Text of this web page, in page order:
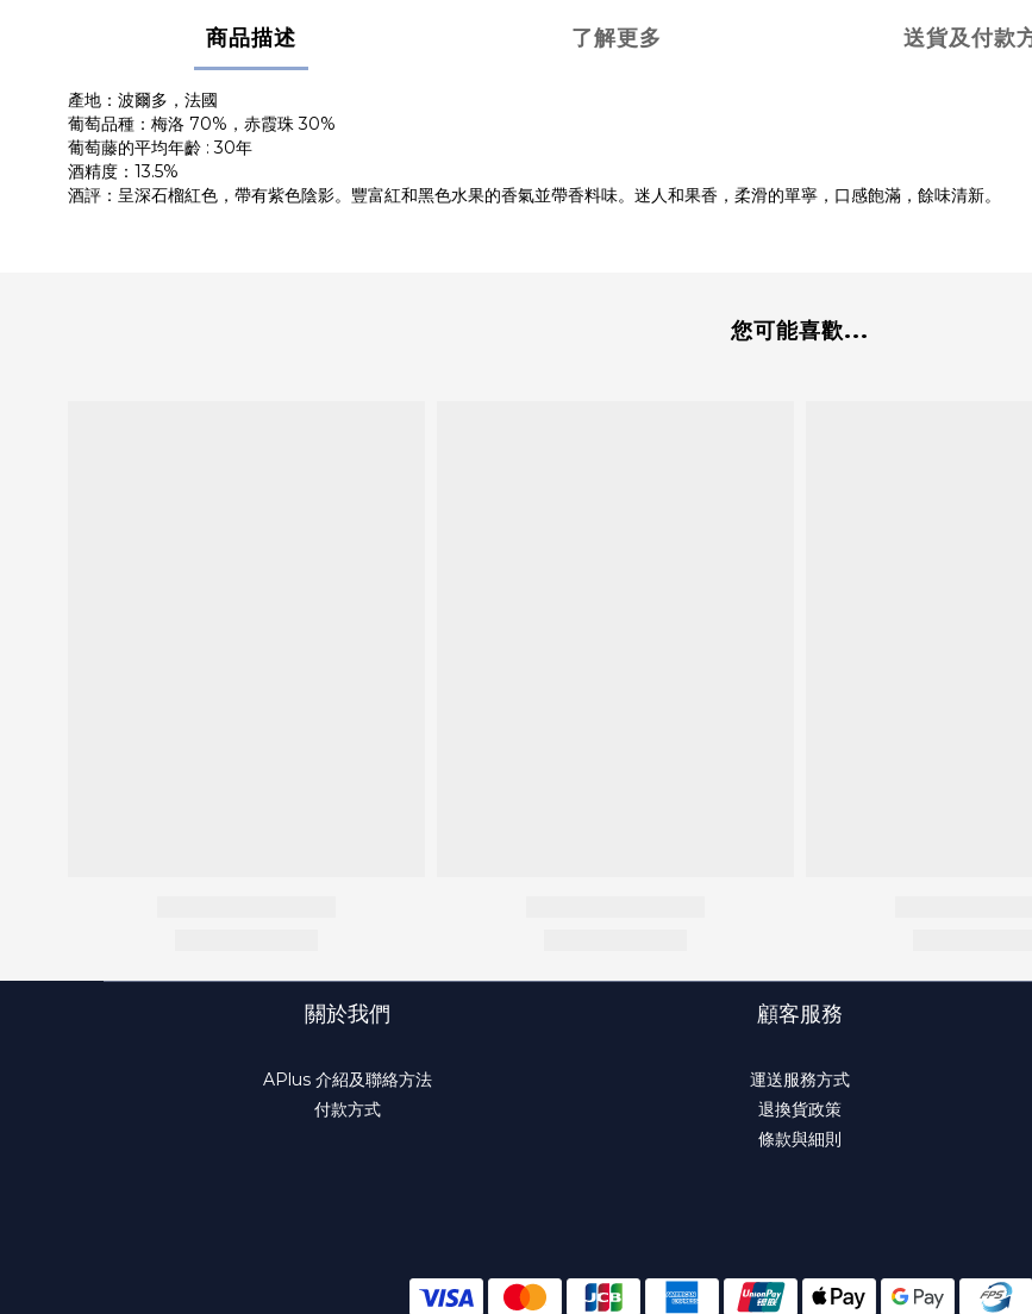
商品描述 了解更多 送貨及付款
產地：波爾多，法國
葡萄品種：梅洛 70%，赤霞珠 30%
葡萄藤的平均年齡 : 30年
酒精度：13.5%
酒評：呈深石榴紅色，帶有紫色陰影。豐富紅和黑色水果的香氣並帶香料味。迷人和果香，柔滑的單寧，口感飽滿，餘味清新。
您可能喜歡...
關於我們
APlus 介紹及聯絡方法
付款方式
顧客服務
運送服務方式
退換貨政策
條款與細則